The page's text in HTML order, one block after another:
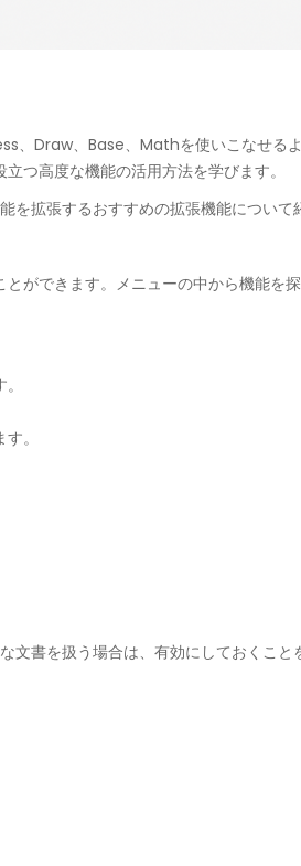
Draw、Base、Mathを使いこなせる
つ高度な機能の活用方法を学びます。
拡張するおすすめの拡張機能について
ができます。メニューの中から機能を
。
書を扱う場合は、有効にしておくこと